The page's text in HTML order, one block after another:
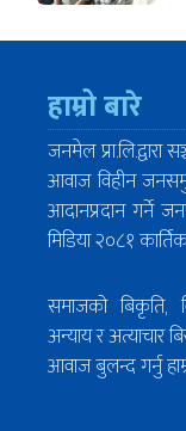
हाम्रो बारे
जनमेल
आवाज विहीन
आदानप्रदान गर्ने
मिडिया २०८१
समाजको बिकृति,
अन्याय र अत्याचार
आवाज बुलन्द गर्नु